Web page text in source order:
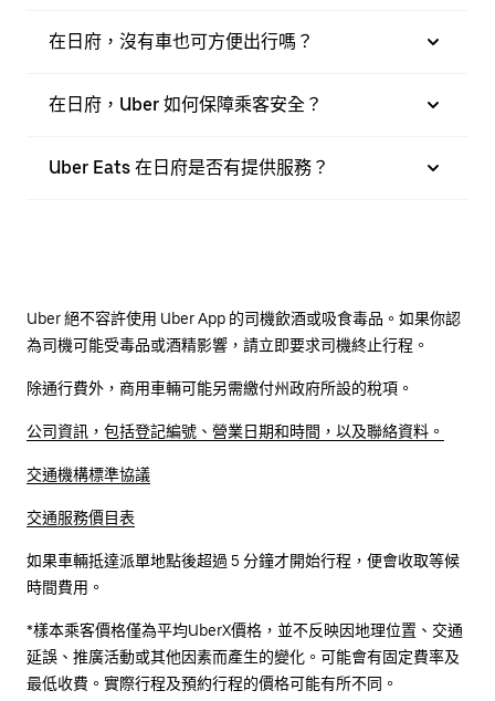
在日府，沒有車也可方便出行嗎？
在日府，Uber 如何保障乘客安全？
Uber Eats 在日府是否有提供服務？
Uber 絕不容許使用 Uber App 的司機飲酒或吸食毒品。如果你認
為司機可能受毒品或酒精影響，請立即要求司機終止行程。
除通行費外，商用車輛可能另需繳付州政府所設的稅項。
公司資訊，包括登記編號、營業日期和時間，以及聯絡資料。
交通機構標準協議
交通服務價目表
如果車輛抵達派單地點後超過 5 分鐘才開始行程，便會收取等候
時間費用。
*樣本乘客價格僅為平均UberX價格，並不反映因地理位置、交通
延誤、推廣活動或其他因素而產生的變化。可能會有固定費率及
最低收費。實際行程及預約行程的價格可能有所不同。